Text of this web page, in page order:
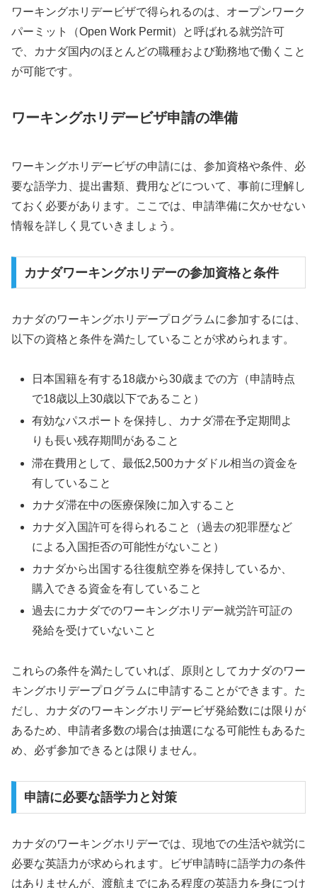
ワーキングホリデービザで得られるのは、オープンワーク
パーミット（Open Work Permit）と呼ばれる就労許可
で、カナダ国内のほとんどの職種および勤務地で働くこと
が可能です。
ワーキングホリデービザ申請の準備
ワーキングホリデービザの申請には、参加資格や条件、必
要な語学力、提出書類、費用などについて、事前に理解し
ておく必要があります。ここでは、申請準備に欠かせない
情報を詳しく見ていきましょう。
カナダワーキングホリデーの参加資格と条件
カナダのワーキングホリデープログラムに参加するには、
以下の資格と条件を満たしていることが求められます。
日本国籍を有する18歳から30歳までの方（申請時点
で18歳以上30歳以下であること）
有効なパスポートを保持し、カナダ滞在予定期間よ
りも長い残存期間があること
滞在費用として、最低2,500カナダドル相当の資金を
有していること
カナダ滞在中の医療保険に加入すること
カナダ入国許可を得られること（過去の犯罪歴など
による入国拒否の可能性がないこと）
カナダから出国する往復航空券を保持しているか、
購入できる資金を有していること
過去にカナダでのワーキングホリデー就労許可証の
発給を受けていないこと
これらの条件を満たしていれば、原則としてカナダのワー
キングホリデープログラムに申請することができます。た
だし、カナダのワーキングホリデービザ発給数には限りが
あるため、申請者多数の場合は抽選になる可能性もあるた
め、必ず参加できるとは限りません。
申請に必要な語学力と対策
カナダのワーキングホリデーでは、現地での生活や就労に
必要な英語力が求められます。ビザ申請時に語学力の条件
はありませんが、渡航までにある程度の英語力を身につけ